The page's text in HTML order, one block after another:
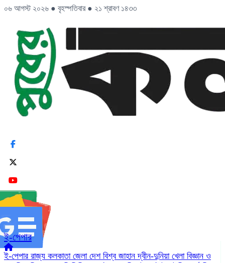
০৬ আগস্ট ২০২৬ ● বৃহস্পতিবার ● ২১ শ্রাবণ ১৪৩৩
ই-পেপার
ই-পেপার রাজ্য কলকাতা জেলা দেশ বিশ্ব জাহানদ্বীন-দুনিয়া খেলা বিজ্ঞান ও